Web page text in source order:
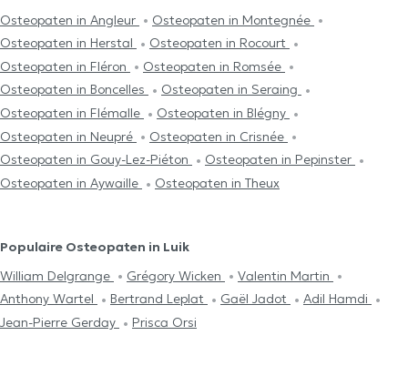
Osteopaten in Angleur
Osteopaten in Montegnée
Osteopaten in Herstal
Osteopaten in Rocourt
Osteopaten in Fléron
Osteopaten in Romsée
Osteopaten in Boncelles
Osteopaten in Seraing
Osteopaten in Flémalle
Osteopaten in Blégny
Osteopaten in Neupré
Osteopaten in Crisnée
Osteopaten in Gouy-Lez-Piéton
Osteopaten in Pepinster
Osteopaten in Aywaille
Osteopaten in Theux
Populaire Osteopaten in Luik
William Delgrange
Grégory Wicken
Valentin Martin
Anthony Wartel
Bertrand Leplat Gaël Jadot
Adil Hamdi
Jean-Pierre Gerday
Prisca Orsi